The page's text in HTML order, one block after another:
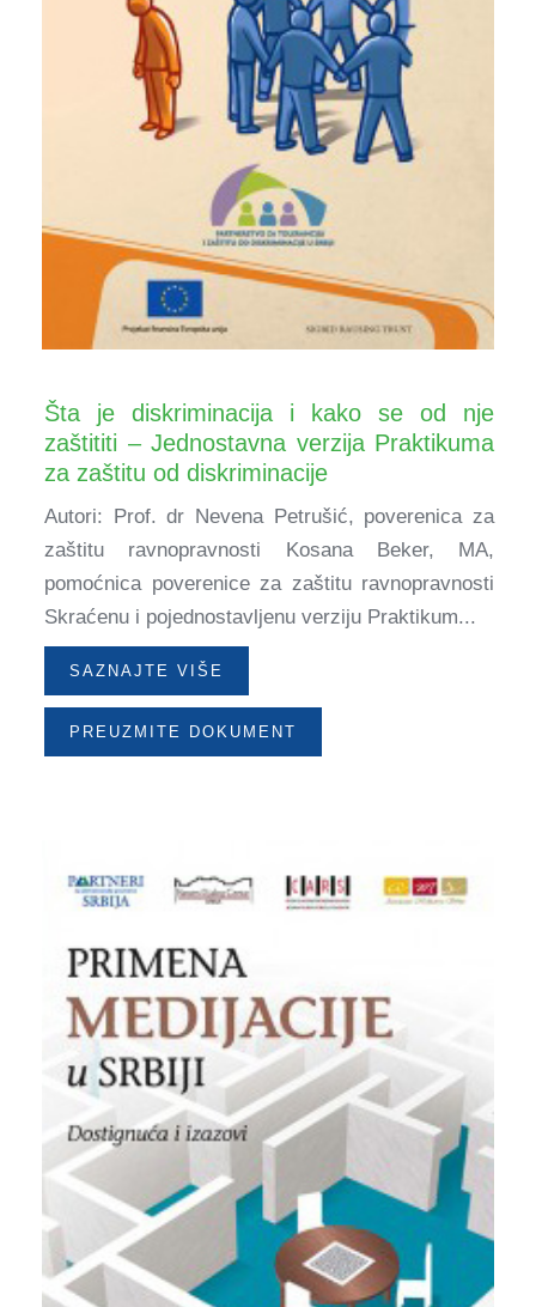
Šta je diskriminacija i kako se od nje
zaštititi – Jednostavna verzija Praktikuma
za zaštitu od diskriminacije
Autori: Prof. dr Nevena Petrušić, poverenica za
zaštitu ravnopravnosti Kosana Beker, MA,
pomoćnica poverenice za zaštitu ravnopravnosti
Skraćenu i pojednostavljenu verziju Praktikum...
SAZNAJTE VIŠE
PREUZMITE DOKUMENT